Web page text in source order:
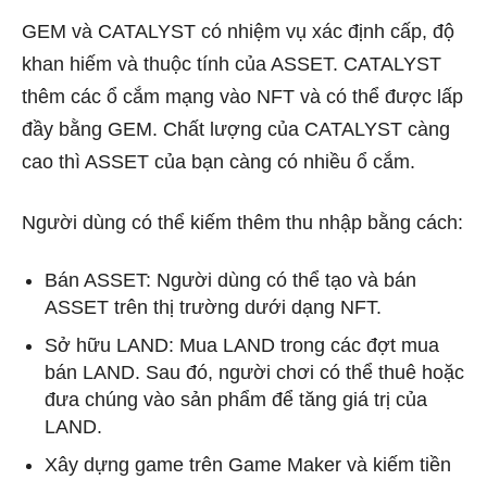
GEM và CATALYST có nhiệm vụ xác định cấp, độ
khan hiếm và thuộc tính của ASSET. CATALYST
thêm các ổ cắm mạng vào NFT và có thể được lấp
đầy bằng GEM. Chất lượng của CATALYST càng
cao thì ASSET của bạn càng có nhiều ổ cắm.
Người dùng có thể kiếm thêm thu nhập bằng cách:
Bán ASSET: Người dùng có thể tạo và bán
ASSET trên thị trường dưới dạng NFT.
Sở hữu LAND: Mua LAND trong các đợt mua
bán LAND. Sau đó, người chơi có thể thuê hoặc
đưa chúng vào sản phẩm để tăng giá trị của
LAND.
Xây dựng game trên Game Maker và kiếm tiền